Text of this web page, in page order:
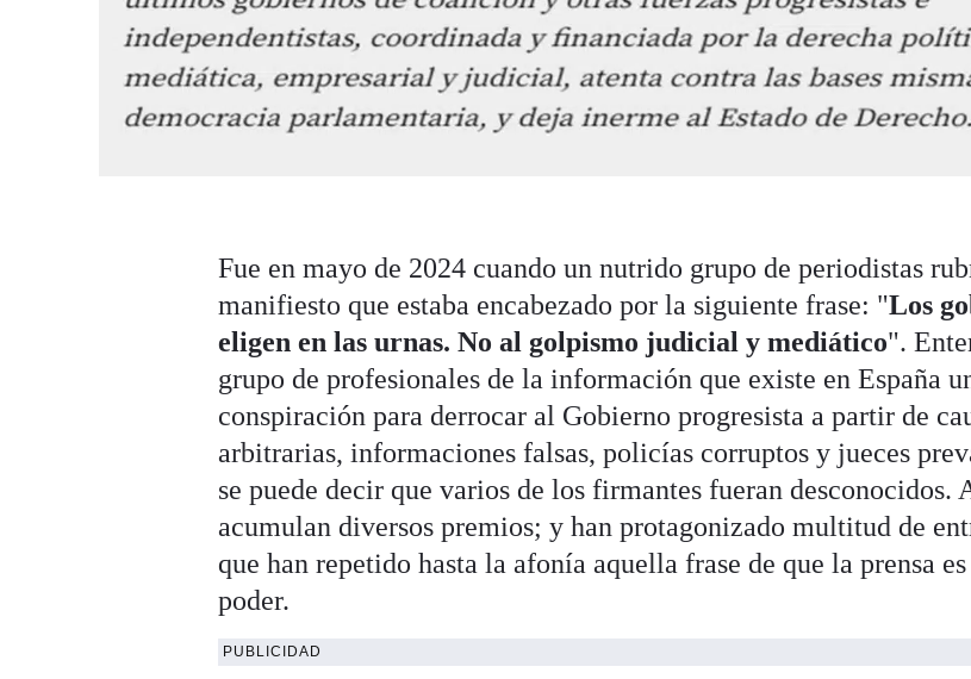
Fue en mayo de 2024 cuando un nutrido grupo de periodistas
manifiesto que estaba encabezado por la siguiente frase: "Los
eligen en las urnas. No al golpismo judicial y mediático".
grupo de profesionales de la información que existe en España
conspiración para derrocar al Gobierno progresista a partir de
arbitrarias, informaciones falsas, policías corruptos y jueces
se puede decir que varios de los firmantes fueran desconocidos.
acumulan diversos premios; y han protagonizado multitud de
que han repetido hasta la afonía aquella frase de que la prensa
poder.
PUBLICIDAD